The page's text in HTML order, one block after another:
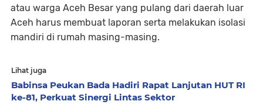
atau warga Aceh Besar yang pulang dari daerah luar
Aceh harus membuat laporan serta melakukan isolasi
mandiri di rumah masing-masing.
Lihat juga
Babinsa Peukan Bada Hadiri Rapat Lanjutan HUT RI
ke-81, Perkuat Sinergi Lintas Sektor